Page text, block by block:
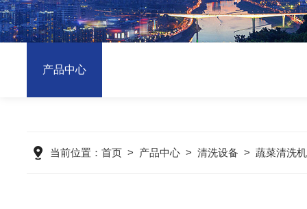
产品中心
当前位置： 首页 > 产品中心 > 清洗设备 > 蔬菜清洗机